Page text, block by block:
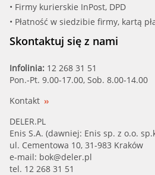
• Firmy kurierskie InPost, DPD
• Płatność w siedzibie firmy, kartą
Skontaktuj się z nami
Infolinia: 12 268 31 51
Pon.-Pt. 9.00-17.00, Sob. 8.00-14.00
Kontakt
DELER.PL
Enis S.A. (dawniej: Enis sp. z o.o.
ul. Cementowa 10, 31-983 Kraków
e-mail: bok@deler.pl
tel. 12 268 31 51